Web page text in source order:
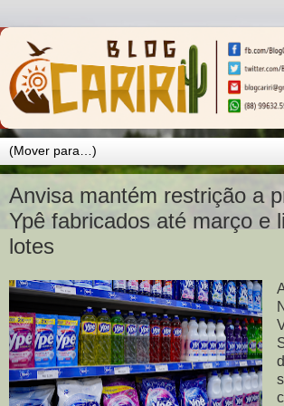
Anvisa mantém restrição a
Ypê fabricados até março e
lotes